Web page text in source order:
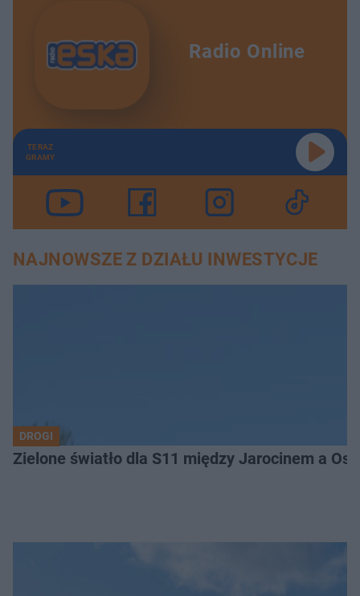
Radio Online
TERAZ
GRAMY
NAJNOWSZE Z DZIAŁU INWESTYCJE
DROGI
Zielone światło dla S11 między Jarocinem a